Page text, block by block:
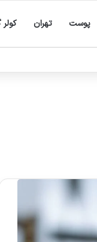
پوست تهران